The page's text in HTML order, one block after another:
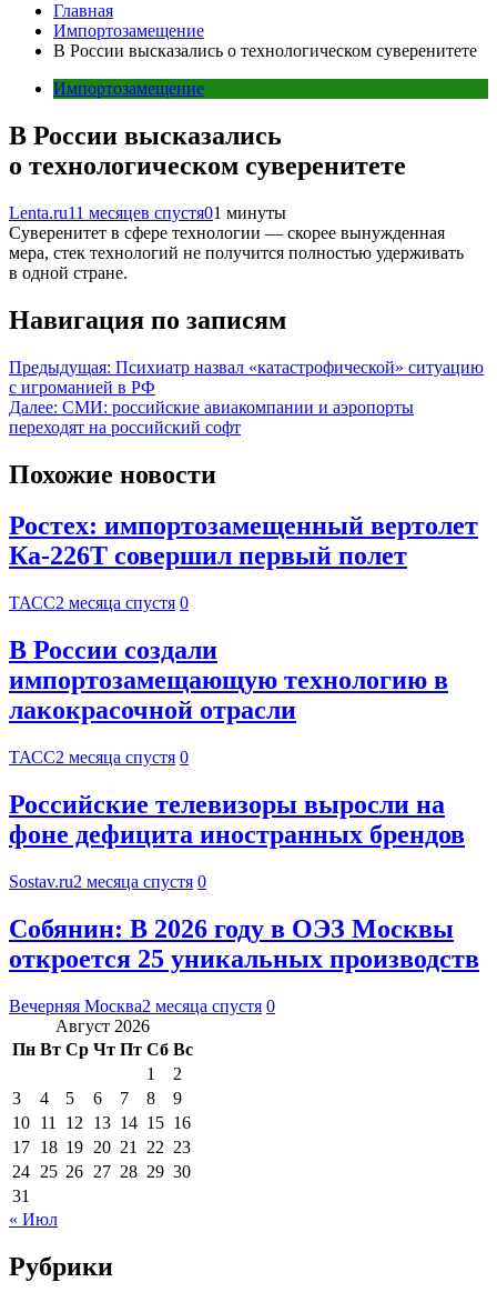
Главная
Импортозамещение
В России высказались о технологическом суверенитете
Импортозамещение
В России высказались
о технологическом суверенитете
Lenta.ru11 месяцев спустя01 минуты
Суверенитет в сфере технологии — скорее вынужденная
мера, стек технологий не получится полностью удерживать
в одной стране.
Навигация по записям
Предыдущая: Психиатр назвал «катастрофической» ситуацию
с игроманией в РФ
Далее: СМИ: российские авиакомпании и аэропорты
переходят на российский софт
Похожие новости
Ростех: импортозамещенный вертолет
Ка-226Т совершил первый полет
ТАСС2 месяца спустя 0
В России создали
импортозамещающую технологию в
лакокрасочной отрасли
ТАСС2 месяца спустя 0
Российские телевизоры выросли на
фоне дефицита иностранных брендов
Sostav.ru2 месяца спустя 0
Собянин: В 2026 году в ОЭЗ Москвы
откроется 25 уникальных производств
Вечерняя Москва2 месяца спустя 0
Август 2026
Пн Вт Ср Чт Пт Сб Вс
1
2
3
4 5 6 7 8
9
10 11 12 13 14 15 16
17 18 19 20 21 22 23
24 25 26 27 28 29 30
31
« Июл
Рубрики